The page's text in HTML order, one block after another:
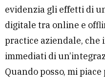
evidenzia gli effetti di
digitale tra online e
practice aziendale, che
immediati di
Quando posso, mi